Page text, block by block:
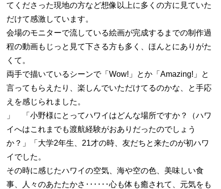
てくださった現地の方など想像以上に多くの方に見ていた
だけて感激しています。
会場のモニターで流している絵画が完成するまでの制作過
程の動画もじっと見て下さる方も多く、ほんとにありがた
くて。
両手で描いているシーンで「Wow!」とか「Amazing!」と
言ってもらえたり、楽しんでいただけてるのかな、と手応
えを感じられました。
」 「小野様にとってハワイはどんな場所ですか？（ハワ
イへはこれまでも渡航経験がおありだったのでしょう
か？」「大学2年生、21才の時、友だちと来たのが初ハワ
イでした。
その時に感じたハワイの空気、海や空の色、美味しい食
事、人々のあたたかさ･･････心も体も癒されて、元気をも